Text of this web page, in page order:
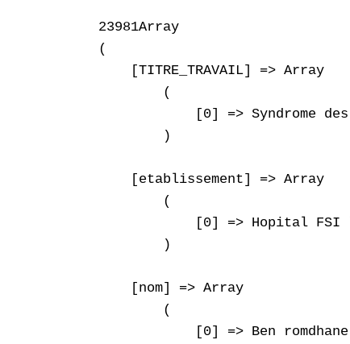
23981Array
(
    [TITRE_TRAVAIL] => Array
        (
[0] => Syndrome
        )
    [etablissement] => Array
        (
[0] => Hopital FSI
        )
    [nom] => Array
        (
            [0] => Ben romdhane